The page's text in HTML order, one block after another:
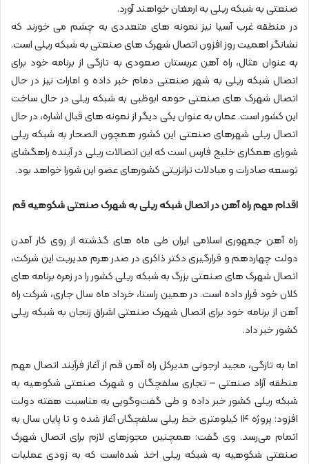
صنعتی به شبکه ریلی به ارمغان خواهند آورد.
در منطقه غرب آسیا نیز نمونه های متعددی به چشم می خورند که
نشانگر اهمیت روز افزون اتصال شهرک های صنعتی به شبکه ریلی است.
به عنوان مثال، راه آهن عربستان صعودی به تازگی از برنامه خود برای
اتصال شبکه ریلی به شهر صنعتی دمام خبر داده و امارات نیز در حال
اتصال شهرک های صنعتی حومه ابوظبی به شبکه ریلی در حال ساخت
این کشور است. عمان به عنوان یکی دیگر از نمونه های قبال اشاره، در حال
اتصال ریلی شهرهای صنعتی این کشور همچون الصحار به شبکه ریلی
شورای همکاری خلیج فارس است که این اتصالات ریلی در آینده راهگشای
توسعه صادرات و مبادلات ترانزیتی کشورهای عضو این شورا خواهد بود.
اقدام مهم راه آهن در اتصال شبکه ریلی به شهرک صنعتی شکوهیه قم
راه آهن جمهوری اسلامی ایران طی ماه های گذشته از روی کار آمدن
دولت چهاردهم و قرارگیری دکتر ذاکری در صدر هرم مدیریت این شرکت،
اتصال شهرک های صنعتی بزرگ به شبکه ریلی کشور را در زمره برنامه های
کلان خود قرار داده است. در همین راستا، خرداد ماه سال جاری، شرکت راه
آهن از برنامه خود برای اتصال شهرک صنعتی اشراق زنجان به شبکه ریلی
کشور خبر داد.
اما به تازگی، مجید ارجونی مدیرکل راه آهن قم از آغاز فرآیند اتصال مهم
منطقه آزاد صنعتی – تجاری سلفچگان و شهرک صنعتی شکوهیه به
شبکه ریلی کشور خبر داده و طی گفت‌وگویی به مناسبت هفته دولت
افزود: پروژه ۱۴ کیلومتری خط ریلی سلفچگان آغاز شده و تا پایان سال به
اتمام می‌رسد. وی گفت: همچنین مجوزهای لازم برای اتصال شهرک
صنعتی شکوهیه به شبکه ریلی اخذ شده‌است که به زودی عملیات